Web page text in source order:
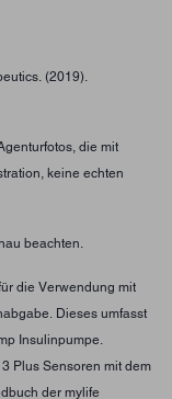
(2019).
die mit
keine echten
beachten.
die Verwendung mit
Dieses umfasst
Insulinpumpe.
Plus Sensoren mit dem
der mylife